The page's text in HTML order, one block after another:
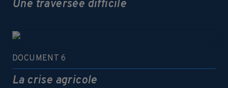
Une traversée difficile
DOCUMENT 6
La crise agricole